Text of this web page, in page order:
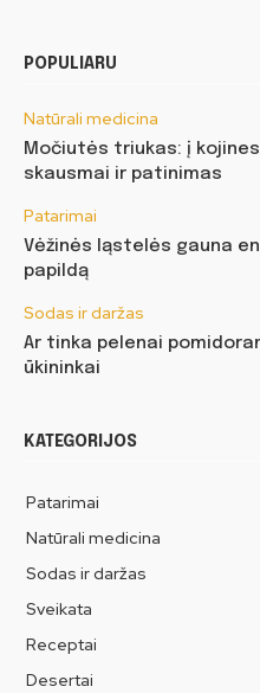
POPULIARU
Natūrali medicina
Močiutės triukas: į
skausmai ir patinimas
Patarimai
Vėžinės ląstelės gauna
papildą
Sodas ir daržas
Ar tinka pelenai
ūkininkai
KATEGORIJOS
Patarimai
Natūrali medicina
Sodas ir daržas
Sveikata
Receptai
Desertai